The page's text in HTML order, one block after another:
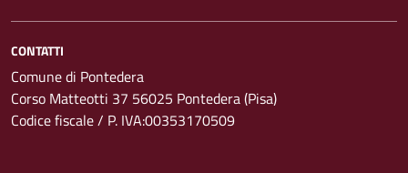
CONTATTI
Comune di Pontedera
Corso Matteotti 37 56025 Pontedera (Pisa)
Codice fiscale / P. IVA:00353170509